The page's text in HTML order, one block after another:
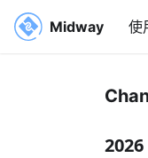
Midway 使
2026